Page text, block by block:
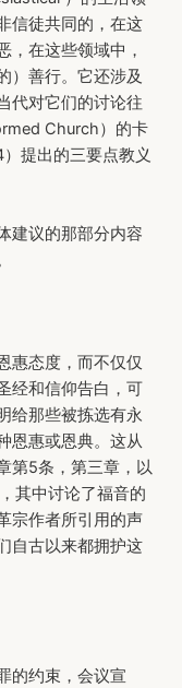
信徒共同的，在这
，在这些领域中，
）善行。它还涉及
代对它们的讨论往
Church）的卡
提出的三要点教义
建议的那部分内容
惠态度，而不仅仅
经和信仰告白，可
给那些被拣选有永
恩惠或恩典。这从
第5条，第三章，以
其中讨论了福音的
宗作者所引用的声
自古以来都拥护这
的约束，会议宣